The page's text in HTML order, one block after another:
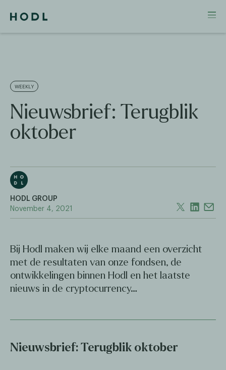
WEEKLY
Nieuwsbrief: Terugblik
oktober
HODL GROUP
November 4, 2021
Bij Hodl maken wij elke maand een overzicht
met de resultaten van onze fondsen, de
ontwikkelingen binnen Hodl en het laatste
nieuws in de cryptocurrency…
Nieuwsbrief: Terugblik oktober